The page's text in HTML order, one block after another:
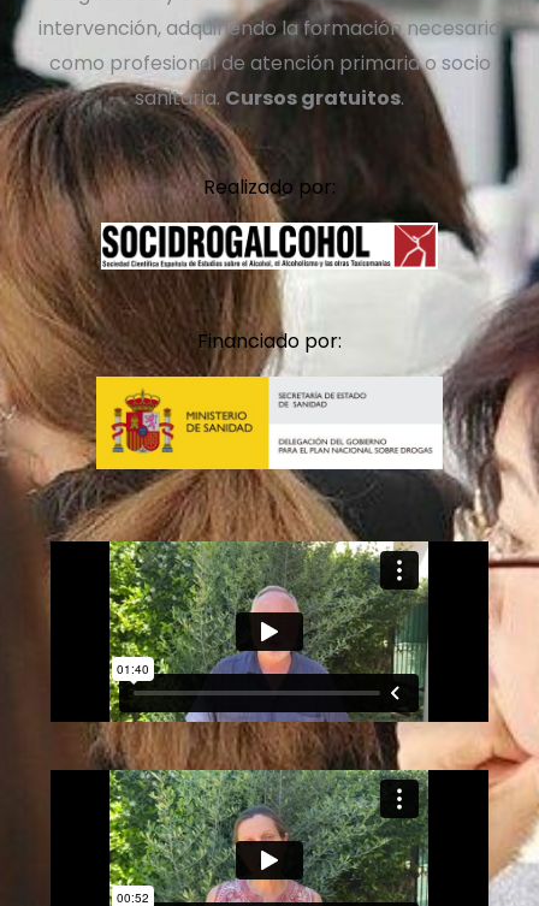
intervención, adquiriendo la formación necesaria
como profesional de atención primaria o socio
sanitaria. Cursos gratuitos.
Realizado por:
Financiado por: